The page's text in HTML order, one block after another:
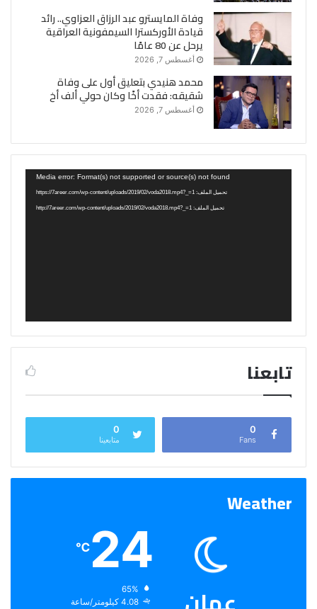
وفاة المايسترو عبد الرزاق العزاوي.. رائد
قيادة الأوركسترا السيمفونية العراقية
يرحل عن 80 عامًا
أغسطس 7, 2026
محمد هنيدي بتعليق أول على وفاة
شقيقه: فقدت أخًا وكان حولي ألف أخ
أغسطس 7, 2026
Media error: Format(s) not supported or source(s) not found
تحميل الملف: https://7areer.com/wp-content/uploads/2019/02/voda2018.mp4?_=1
تحميل الملف: http://7areer.com/wp-content/uploads/2019/02/voda2018.mp4?_=1
تابعنا
0
Fans
0
متابعينا
Weather
24
℃
الرطوبة:
الرياح: